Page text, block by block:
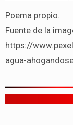
Poema propio.
Fuente de la
https://
agua-